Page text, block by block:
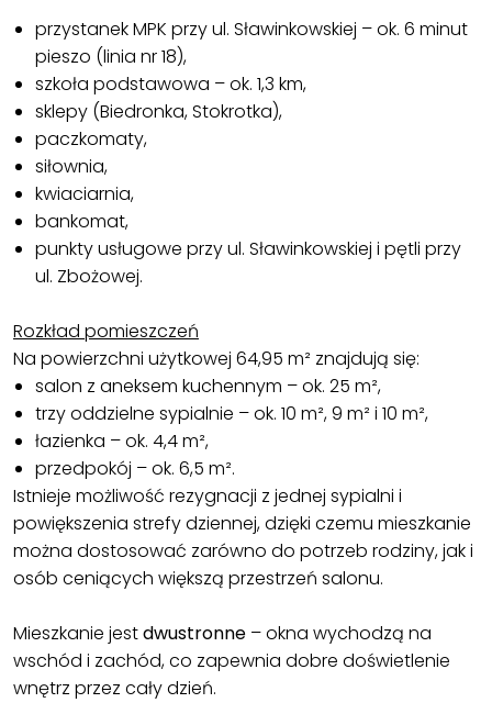
przystanek MPK przy ul. Sławinkowskiej – ok. 6 minut
pieszo (linia nr 18),
szkoła podstawowa – ok. 1,3 km,
sklepy (Biedronka, Stokrotka),
paczkomaty,
siłownia,
kwiaciarnia,
bankomat,
punkty usługowe przy ul. Sławinkowskiej i pętli przy
ul. Zbożowej.
Rozkład pomieszczeń
Na powierzchni użytkowej 64,95 m² znajdują się:
salon z aneksem kuchennym – ok. 25 m²,
trzy oddzielne sypialnie – ok. 10 m², 9 m² i 10 m²,
łazienka – ok. 4,4 m²,
przedpokój – ok. 6,5 m².
Istnieje możliwość rezygnacji z jednej sypialni i
powiększenia strefy dziennej, dzięki czemu mieszkanie
można dostosować zarówno do potrzeb rodziny, jak i
osób ceniących większą przestrzeń salonu.
Mieszkanie jestdwustronne – okna wychodzą na
wschód i zachód, co zapewnia dobre doświetlenie
wnętrz przez cały dzień.